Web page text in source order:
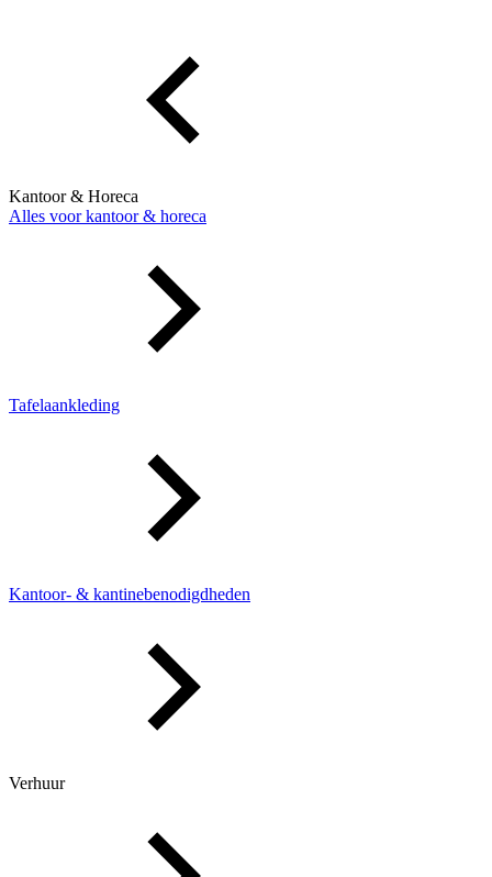
Kantoor & Horeca
Alles voor kantoor & horeca
Tafelaankleding
Kantoor- & kantinebenodigdheden
Verhuur